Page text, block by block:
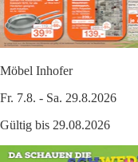
Möbel Inhofer
Fr. 7.8. - Sa. 29.8.2026
Gültig bis 29.08.2026